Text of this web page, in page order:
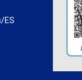
ES